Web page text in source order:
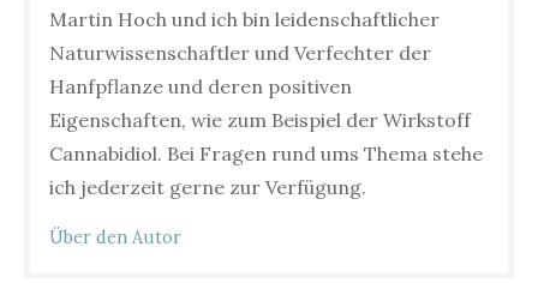
Martin Hoch und ich bin leidenschaftlicher
Naturwissenschaftler und Verfechter der
Hanfpflanze und deren positiven
Eigenschaften, wie zum Beispiel der Wirkstoff
Cannabidiol. Bei Fragen rund ums Thema stehe
ich jederzeit gerne zur Verfügung.
Über den Autor